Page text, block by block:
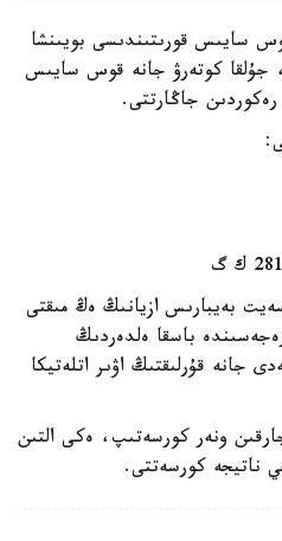
سايىس قورىتىندىسى بويىنشا
جۇلقا كوتەرۋ جانە قوس سايىس
رەكوردىن جاڭارتتى.
بەيبارىس ازيانىڭ ەڭ مىقتى
باسقا ەلدەردىڭ
جانە قۇرلىقتىڭ اۋىر اتلەتيكا
ونەر كورسەتىپ، ەكى التىن
ناتيجە كورسەتتى.